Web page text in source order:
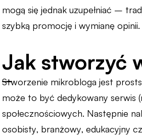
mogą się jednak uzupełniać –
szybką promocję i wymianę opinii.
Jak stworzyć
Stworzenie mikrobloga jest
może to być dedykowany serwis
społecznościowych. Następnie
osobisty, branżowy, edukacyjny